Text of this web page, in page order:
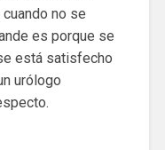
no se
es porque se
está satisfecho
urólogo